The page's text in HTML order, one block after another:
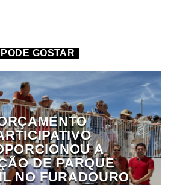
GOSTAR
A
DE PARQUE
NO FURADOURO